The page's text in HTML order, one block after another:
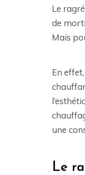
Le
de
Mais
En
une
Le